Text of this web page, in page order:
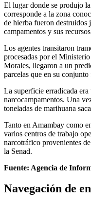
El lugar donde se produjo
corresponde a la zona
de hierba fueron destruidos
campamentos y sus
Los agentes transitaron
procesadas por el
Morales, llegaron a un
parcelas que en su
La superficie erradicada
narcocampamentos. Una
toneladas de marihuana
Tanto en Amambay como
varios centros de trabajo
narcotráfico provenientes
la Senad.
Fuente: Agencia de
Navegación de